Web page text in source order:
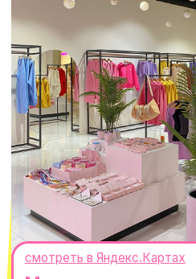
ИНН 667114098580
ОГРНИП 320665800076581
© 2021-2025 Macrocosm ®
Пользовательское соглашение